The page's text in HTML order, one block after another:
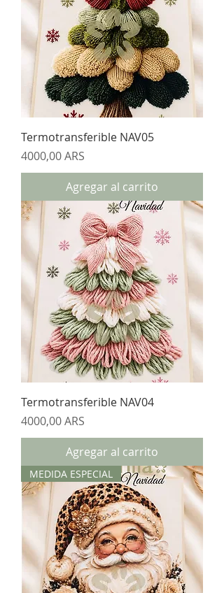
Termotransferible NAV05
Precio
4000,00 ARS
Agregar al carrito
Termotransferible NAV04
Precio
4000,00 ARS
Agregar al carrito
MEDIDA ESPECIAL